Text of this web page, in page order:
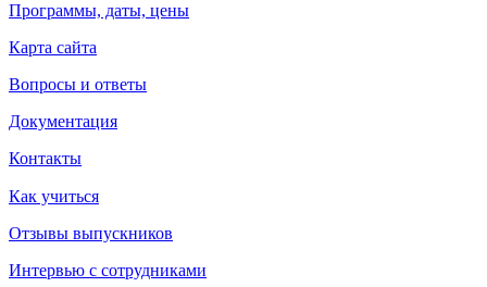
Программы, даты, цены
Карта сайта
Вопросы и ответы
Документация
Контакты
Как учиться
Отзывы выпускников
Интервью с сотрудниками